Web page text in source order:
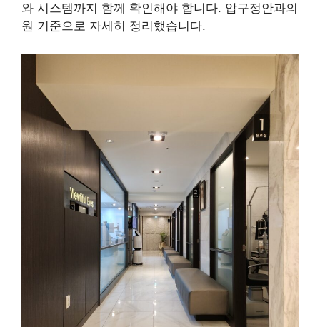
와 시스템까지 함께 확인해야 합니다. 압구정안과의
원 기준으로 자세히 정리했습니다.